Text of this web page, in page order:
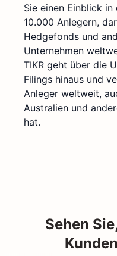
Sie einen Einblick
10.000 Anlegern,
Hedgefonds und
Unternehmen
TIKR geht über die
Filings hinaus und
Anleger weltweit,
Australien und
hat.
Sehen